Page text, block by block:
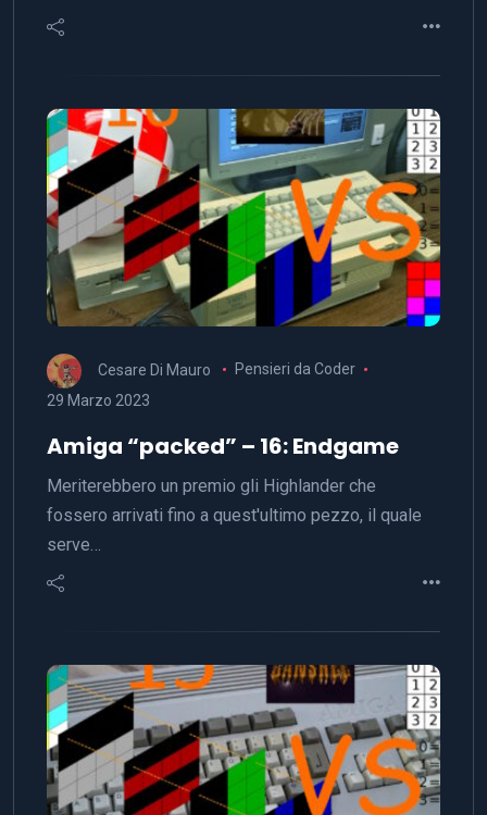
Cesare Di Mauro
Pensieri da Coder
29 Marzo 2023
Amiga “packed” – 16: Endgame
Meriterebbero un premio gli Highlander che
fossero arrivati fino a quest'ultimo pezzo, il quale
serve…